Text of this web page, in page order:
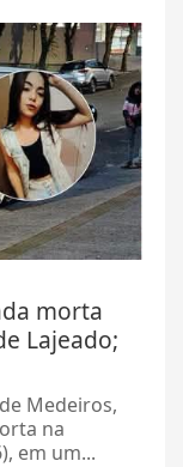
morta
Lajeado;
Medeiros,
na
em um...